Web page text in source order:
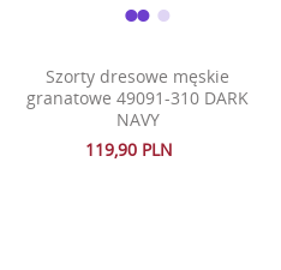
Szorty dresowe męskie
granatowe 49091-310 DARK
NAVY
119,90 PLN